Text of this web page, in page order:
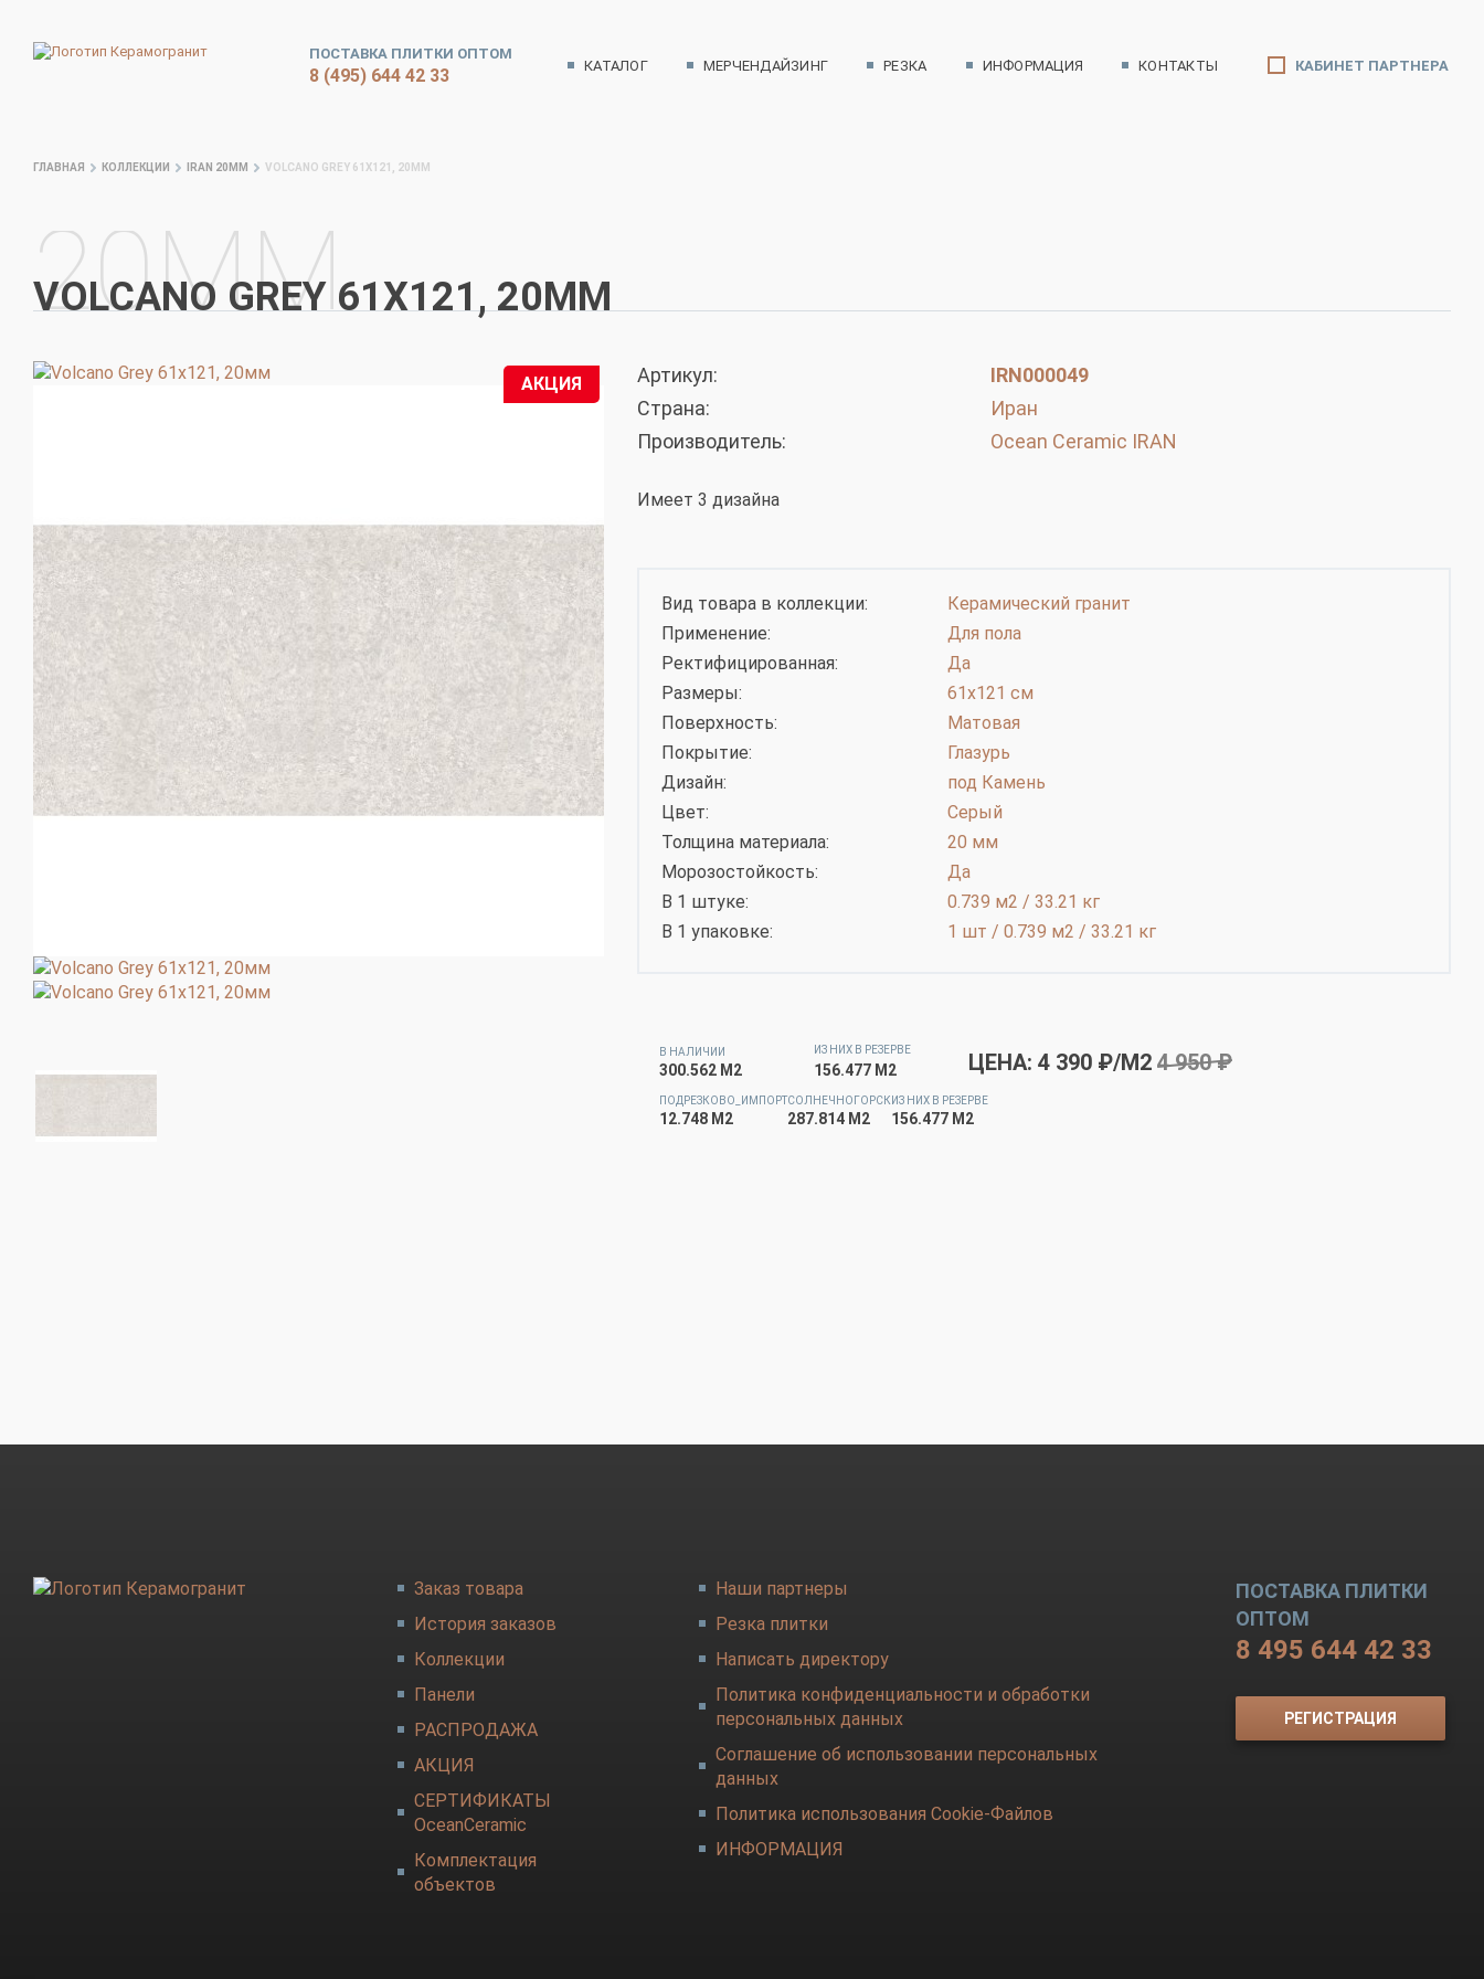
ПОСТАВКА ПЛИТКИ ОПТОМ
8 (495) 644 42 33 КАТАЛОГ МЕРЧЕНДАЙЗИНГ РЕЗКА ИНФОРМАЦИЯ КОНТАКТЫ КАБИНЕТ ПАРТНЕРА
ГЛАВНАЯ КОЛЛЕКЦИИ IRAN 20ММ VOLCANO GREY 61Х121, 20ММ
VOLCANO GREY 61Х121, 20ММ
VOLCANO GREY 61Х121,
20ММ
АКЦИЯ Артикул:
IRN000049
Страна:
Иран
Производитель:
Ocean Ceramic IRAN
Имеет 3 дизайна
Вид товара в коллекции:
Керамический гранит
Применение:
Для пола
Ректифицированная:
Да
Размеры:
61х121 см
Поверхность:
Матовая
Покрытие:
Глазурь
Дизайн:
под Камень
Цвет:
Серый
Толщина материала:
20 мм
Морозостойкость:
Да
В 1 штуке:
0.739 м2 / 33.21 кг
В 1 упаковке:
1 шт / 0.739 м2 / 33.21 кг
В НАЛИЧИИ
300.562 М2
ИЗ НИХ В РЕЗЕРВЕ
156.477 М2 ЦЕНА:4 390 ₽/М24 950₽
ПОДРЕЗКОВО_ИМПОРТ
12.748 М2
СОЛНЕЧНОГОРСК
287.814 М2
ИЗ НИХ В РЕЗЕРВЕ
156.477 М2
Заказ товара
История заказов
Коллекции
Панели
РАСПРОДАЖА
АКЦИЯ
СЕРТИФИКАТЫ
OceanCeramic
Комплектация
объектов
Наши партнеры
Резка плитки
Написать директору
Политика конфиденциальности и обработки
персональных данных
Соглашение об использовании персональных
данных
Политика использования Cookie-Файлов
ИНФОРМАЦИЯ
ПОСТАВКА ПЛИТКИ
ОПТОМ
8 495 644 42 33
РЕГИСТРАЦИЯ